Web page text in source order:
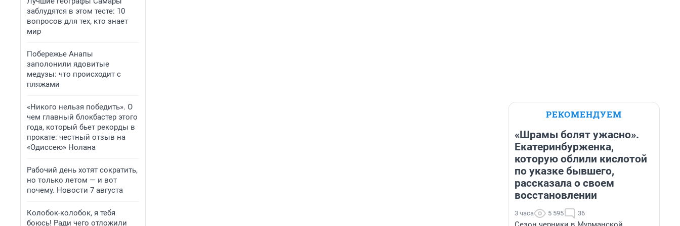
заблудятся в этом тесте: 10
вопросов для тех, кто знает
мир
Побережье Анапы
заполонили ядовитые
медузы: что происходит с
пляжами
«Никого нельзя победить». О
чем главный блокбастер этого
года, который бьет рекорды в
прокате: честный отзыв на
«Одиссею» Нолана
Рабочий день хотят сократить,
но только летом — и вот
почему. Новости 7 августа
Колобок-колобок, я тебя
боюсь! Ради чего отложили
РЕКОМЕНДУЕМ
«Шрамы болят ужасно».
Екатеринбурженка,
которую облили кислотой
по указке бывшего,
рассказала о своем
восстановлении
3 часа 5 595 36